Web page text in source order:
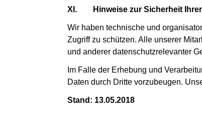
XI. Hinweise zur Sicherheit
Wir haben technische und
Zugriff zu schützen. Alle unserer
und anderer datenschutzrelevanter
Im Falle der Erhebung und
Daten durch Dritte vorzubeugen.
Stand: 13.05.2018